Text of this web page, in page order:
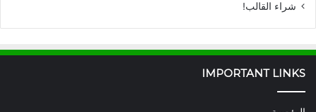
شراء القالب!
IMPORTANT LINKS